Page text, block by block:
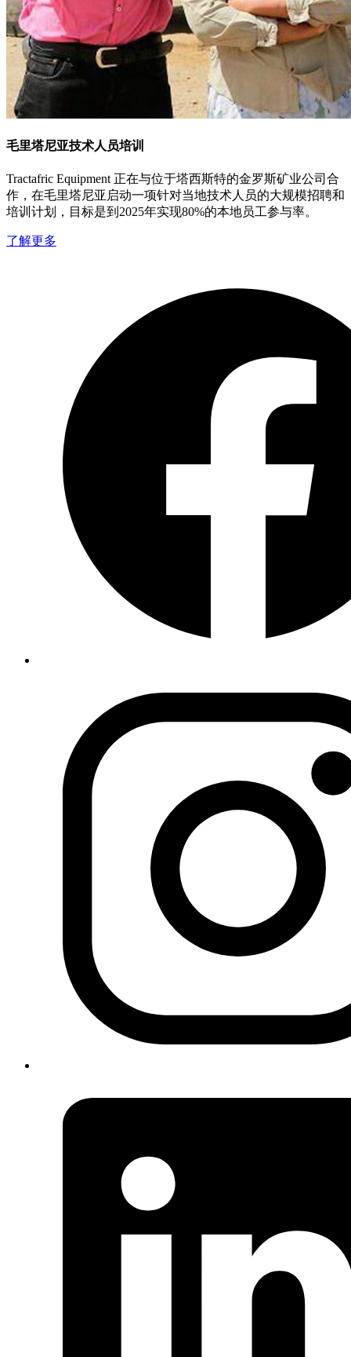
毛里塔尼亚技术人员培训
Tractafric Equipment 正在与位于塔西斯特的金罗斯矿业公司合
作，在毛里塔尼亚启动一项针对当地技术人员的大规模招聘和
培训计划，目标是到2025年实现80%的本地员工参与率。
了解更多